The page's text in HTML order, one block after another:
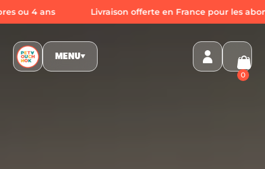
ans Livraison offerte en France pour les
MENU▼
0